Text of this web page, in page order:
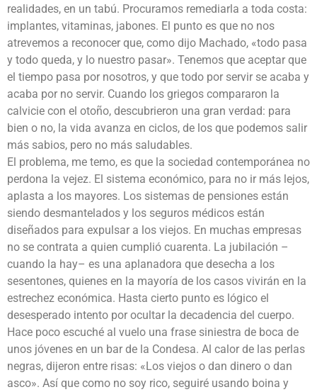
realidades, en un tabú. Procuramos remediarla a toda costa:
implantes, vitaminas, jabones. El punto es que no nos
atrevemos a reconocer que, como dijo Machado, «todo pasa
y todo queda, y lo nuestro pasar». Tenemos que aceptar que
el tiempo pasa por nosotros, y que todo por servir se acaba y
acaba por no servir. Cuando los griegos compararon la
calvicie con el otoño, descubrieron una gran verdad: para
bien o no, la vida avanza en ciclos, de los que podemos salir
más sabios, pero no más saludables.
El problema, me temo, es que la sociedad contemporánea no
perdona la vejez. El sistema económico, para no ir más lejos,
aplasta a los mayores. Los sistemas de pensiones están
siendo desmantelados y los seguros médicos están
diseñados para expulsar a los viejos. En muchas empresas
no se contrata a quien cumplió cuarenta. La jubilación –
cuando la hay– es una aplanadora que desecha a los
sesentones, quienes en la mayoría de los casos vivirán en la
estrechez económica. Hasta cierto punto es lógico el
desesperado intento por ocultar la decadencia del cuerpo.
Hace poco escuché al vuelo una frase siniestra de boca de
unos jóvenes en un bar de la Condesa. Al calor de las perlas
negras, dijeron entre risas: «Los viejos o dan dinero o dan
asco». Así que como no soy rico, seguiré usando boina y